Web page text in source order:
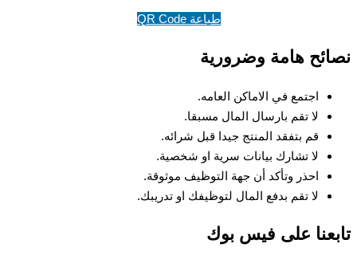
طباعة QR Code
هامة وضرورية
اجتمع في الاماكن العامه.
لا تقم بارسال المال مسبقا.
قم بتفقد المنتج جيدا قبل شرائه.
لا تشارك بيانات سرية او شخصية.
احذر وتأكد أن جهة التوظيف موثوقة.
لا تقم بدفع المال لتوظيفك او تدريبك.
على فيس بوك